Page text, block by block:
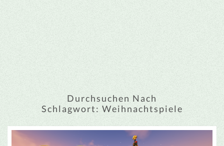
Durchsuchen Nach
Schlagwort: Weihnachtspiele